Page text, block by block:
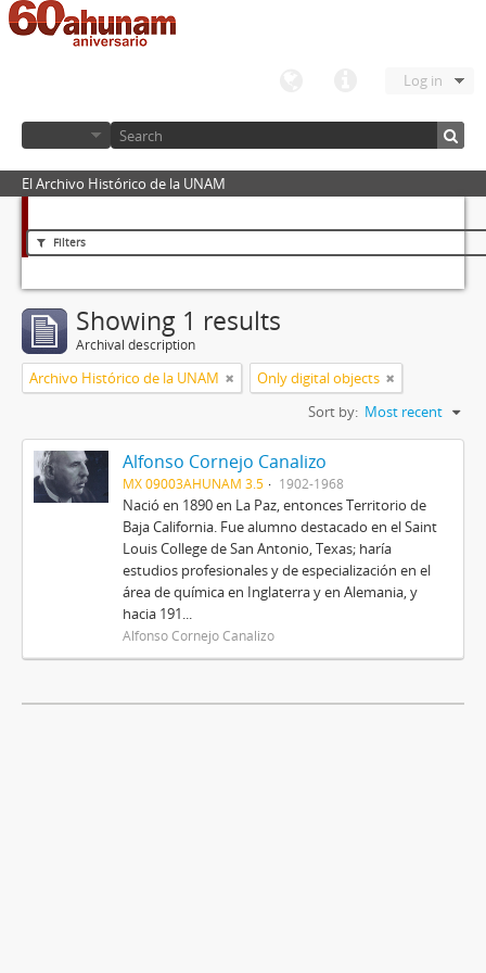
Log in
El Archivo Histórico de la UNAM
Filters
Showing 1 results
Archival description
Archivo Histórico de la UNAM
Only digital objects
Sort by: Most recent
Alfonso Cornejo Canalizo
MX 09003AHUNAM 3.5 1902-1968
Nació en 1890 en La Paz, entonces Territorio de
Baja California. Fue alumno destacado en el Saint
Louis College de San Antonio, Texas; haría
estudios profesionales y de especialización en el
área de química en Inglaterra y en Alemania, y
hacia 191...
Alfonso Cornejo Canalizo